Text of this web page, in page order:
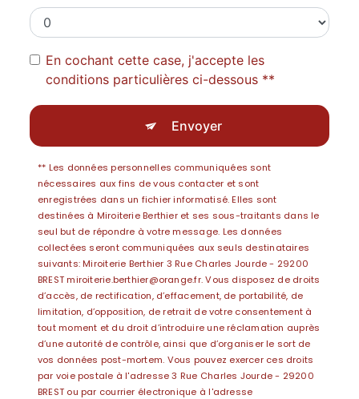
En cochant cette case, j'accepte les
conditions particulières ci-dessous **
Envoyer
** Les données personnelles communiquées sont
nécessaires aux fins de vous contacter et sont
enregistrées dans un fichier informatisé. Elles sont
destinées à Miroiterie Berthier et ses sous-traitants dans le
seul but de répondre à votre message. Les données
collectées seront communiquées aux seuls destinataires
suivants: Miroiterie Berthier 3 Rue Charles Jourde - 29200
BREST miroiterie.berthier@orange.fr. Vous disposez de droits
d’accès, de rectification, d’effacement, de portabilité, de
limitation, d’opposition, de retrait de votre consentement à
tout moment et du droit d’introduire une réclamation auprès
d’une autorité de contrôle, ainsi que d’organiser le sort de
vos données post-mortem. Vous pouvez exercer ces droits
par voie postale à l'adresse 3 Rue Charles Jourde - 29200
BREST ou par courrier électronique à l'adresse